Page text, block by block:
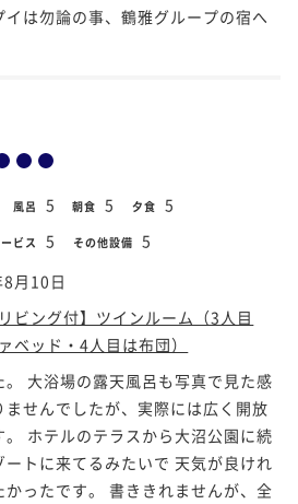
は勿論の事、鶴雅グループの宿へ
風呂 5 朝食 5 夕食 5
ビス 5 その他設備 5
月10日
リビング付】ツインルーム（3人目
ベッド・4人目は布団）
大浴場の露天風呂も写真で見た感
ませんでしたが、実際には広く開放
ホテルのテラスから大沼公園に続
ートに来てるみたいで 天気が良けれ
ったです。 書ききれませんが、全